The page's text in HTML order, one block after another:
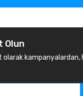
Olun
olarak kampanyalardan,